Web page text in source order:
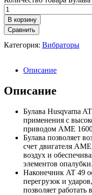
В корзину
Сравнить
Категория: Вибраторы
Описание
Описание
Булава Husqvarna
применения с
приводом АМЕ 1600
Булава позволяет
счет двигателя
воздух и
элементов опалубки.
Наконечник AT 49
перегрузок и
позволяет работать